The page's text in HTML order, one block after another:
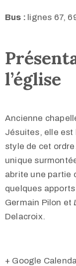
Bus : lignes 67,
l’église
Ancienne
Jésuites, elle est
style de cet
unique
abrite une partie
quelques
Germain Pilon et
Delacroix.
+ Google